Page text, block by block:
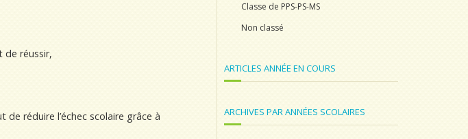
de réussir,
réduire l’échec scolaire grâce à
Classe de PPS-PS-MS
Non classé
ARTICLES ANNÉE EN COURS
ARCHIVES PAR ANNÉES SCOLAIRES